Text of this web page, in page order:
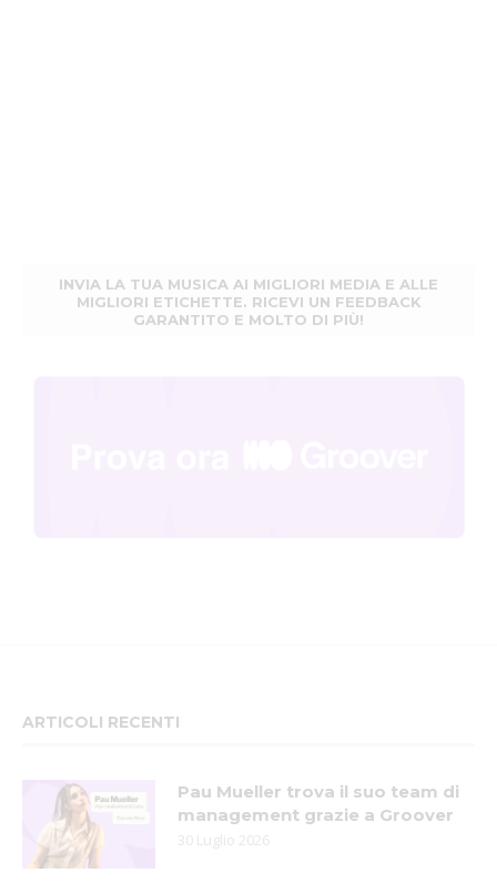
INVIA LA TUA MUSICA AI MIGLIORI MEDIA E ALLE
MIGLIORI ETICHETTE. RICEVI UN FEEDBACK
GARANTITO E MOLTO DI PIÙ!
ARTICOLI RECENTI
Pau Mueller trova il suo team di
management grazie a Groover
30 Luglio 2026